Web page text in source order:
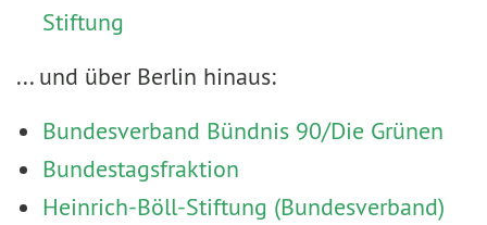
Stiftung
... und über Berlin hinaus:
Bundesverband Bündnis 90/Die Grünen
Bundestagsfraktion
Heinrich-Böll-Stiftung (Bundesverband)